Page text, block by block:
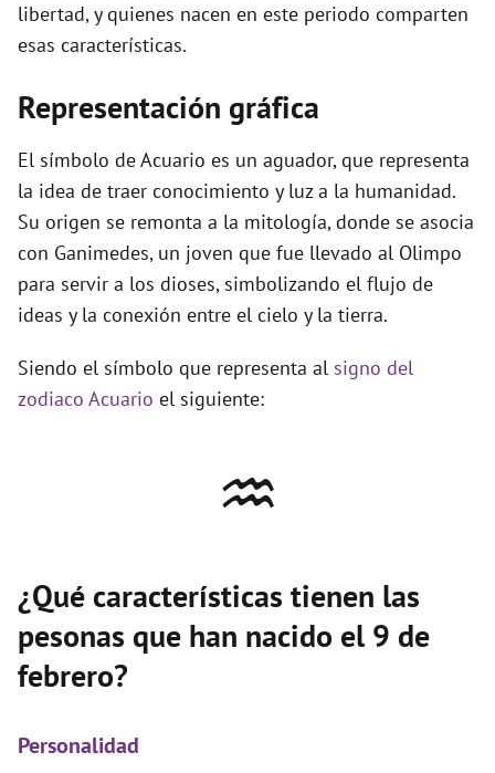
libertad, y quienes nacen en este periodo comparten
esas características.
Representación gráfica
El símbolo de Acuario es un aguador, que representa
la idea de traer conocimiento y luz a la humanidad.
Su origen se remonta a la mitología, donde se asocia
con Ganimedes, un joven que fue llevado al Olimpo
para servir a los dioses, simbolizando el flujo de
ideas y la conexión entre el cielo y la tierra.
Siendo el símbolo que representa al signo del
zodiaco Acuario el siguiente:
♒
¿Qué características tienen las
pesonas que han nacido el 9 de
febrero?
Personalidad